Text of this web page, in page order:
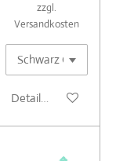
zzgl.
Versandkosten
Details anzeigen